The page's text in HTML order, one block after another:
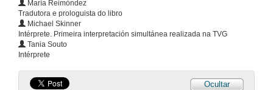
María Reimóndez
Tradutora e prologuista do libro
Michael Skinner
Intérprete. Primeira interpretación simultánea realizada na TVG
Tania Souto
Intérprete
Ocultar
7 de feb. de 2019